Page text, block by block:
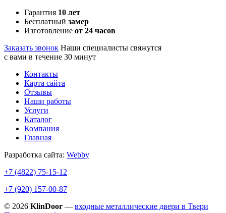
Гарантия 10 лет
Бесплатный замер
Изготовление от 24 часов
Заказать звонок Наши специалисты свяжутся
с вами в течение 30 минут
Контакты
Карта сайта
Отзывы
Наши работы
Услуги
Каталог
Компания
Главная
Разработка сайта: Webby
+7 (4822) 75-15-12
+7 (920) 157-00-87
© 2026 KlinDoor — входные металлические двери в Твери